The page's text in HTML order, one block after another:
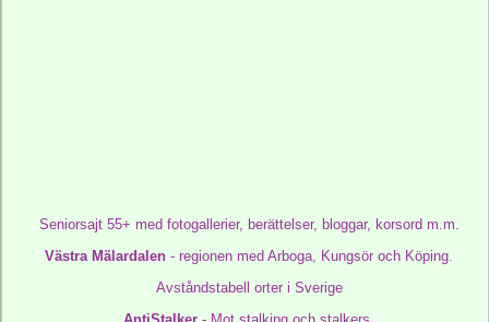
Seniorsajt 55+ med fotogallerier, berättelser, bloggar, korsord m.m.
Västra Mälardalen - regionen med Arboga, Kungsör och Köping.
Avståndstabell orter i Sverige